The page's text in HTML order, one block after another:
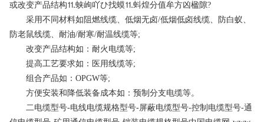
或改变产品结构⒒蛱岣吖ひ找蟆⒒蚪煌分值牟方凶楹隙?
采用不同材料如阻燃线缆、低烟无卤/低烟低卤线缆、防白蚁、
防老鼠线缆、耐油/耐寒/耐温线缆等;
改变产品结构如：耐火电缆等;
提高工艺要求如：医用线缆等;
组合产品如：OPGW等;
方便安装和降低装备成本如：预制分支电缆等。
二电缆型号-电线电缆规格型号-屏蔽电缆型号-控制电缆型号-通